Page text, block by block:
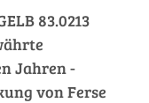
83.0213
Jahren -
von Ferse